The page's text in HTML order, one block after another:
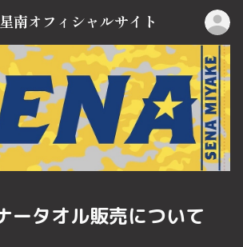
南オフィシャルサイト
ータオル販売について